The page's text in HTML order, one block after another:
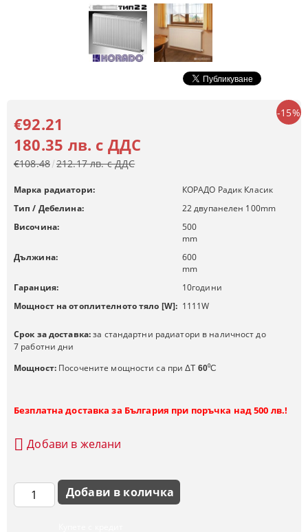
-15%
€92.21
180.35 лв. с ДДС
€108.48 212.17 лв. с ДДС
Марка радиатори:
КОРАДО Радик Класик
Тип / Дебелина:
22 двупанелен 100mm
Височина:
500
mm
Дължина:
600
mm
Гаранция:
10години
Мощност на отоплителното тяло [W]: 1111W
Срок за доставка:за стандартни радиатори в наличност до
7 работни дни
Мощност:Посочените мощности са приΔT 60⁰C
Безплатна доставка за България при поръчка над 500 лв.!
Добави в желани